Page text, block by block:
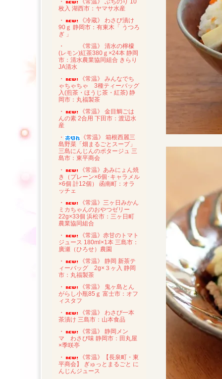
・
《常温》 ぶちのり 10
枚入 湖西市：ヤマサ水産
・
《冷蔵》 わさび漬け
90ｇ 静岡市：有東木「 うつろ
ぎ 」
・
《常温》 清水の檸檬
(レモン)紅茶380ｇ×24本 静岡
市：清水農業協同組合 きらり
JA清水
・
《常温》 みんなでち
ゃちゃちゃ 3種ティーバッグ
入(煎茶・ほうじ茶・紅茶) 静
岡市：丸福製茶
・
《常温》 金目鯛ごは
んの素 2合用 下田市：渡辺水
産
・
《常温》 箱根西麗三
島野菜「畑まるごとスープ」
三島にんじんのポタージュ 三
島市：東平商会
・
《常温》あみにょん焼
き（プレーン×6個･キャラメル
×6個 計12個） 函南町：オラ
ッチェ
・
《常温》三ヶ日みかん
ミカちゃんのおやつゼリー
22g×33個 浜松市：三ヶ日町
農業協同組合
・
《常温》赤甘のトマト
ジュース 180ml×1本 三島市：
廣瀬（ひろせ）農園
・
《常温》 静岡 新茶テ
ィーバッグ 2g×３ヶ入 静岡
市：丸福製茶
・
《常温》 鬼ヶ島とん
がらし小瓶85ｇ 富士市：オフ
ィスタフ
・
《常温》 わさび一本
茶漬け 三島市：山本食品
・
《常温》 静岡メン
マ わさび味 静岡市：田丸屋
×季咲亭
・
《常温》【長泉町・東
平商会】 ぎゅっとまるごと に
んじんジュース